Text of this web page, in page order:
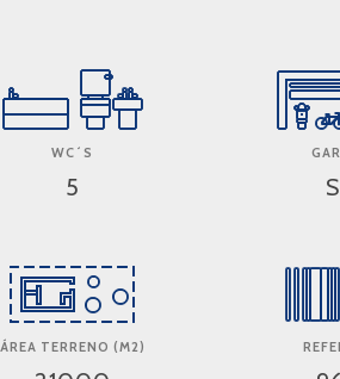
WC´S
5
ÁREA TERRENO (M2)